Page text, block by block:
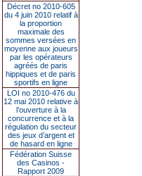
Décret no 2010-605
du 4 juin 2010 relatif à
la proportion
maximale des
sommes versées en
moyenne aux joueurs
par les opérateurs
agréés de paris
hippiques et de paris
sportifs en ligne
LOI no 2010-476 du
12 mai 2010 relative à
l’ouverture à la
concurrence et à la
régulation du secteur
des jeux d’argent et
de hasard en ligne
Fédération Suisse
des Casinos -
Rapport 2009